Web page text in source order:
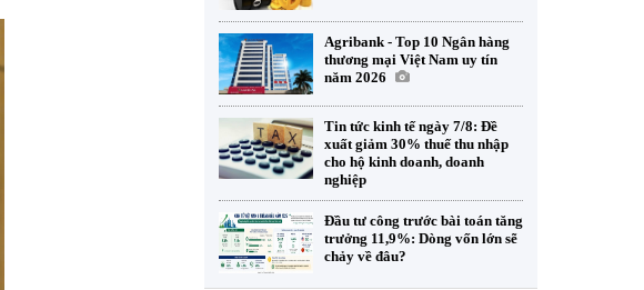
Agribank - Top 10 Ngân hàng
thương mại Việt Nam uy tín
năm 2026
Tin tức kinh tế ngày 7/8: Đề
xuất giảm 30% thuế thu nhập
cho hộ kinh doanh, doanh
nghiệp
Đầu tư công trước bài toán tăng
trưởng 11,9%: Dòng vốn lớn sẽ
chảy về đâu?